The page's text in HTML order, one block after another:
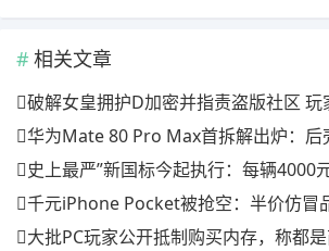
相关文章
破解女皇拥护D加密并指责盗版社区 玩
华为Mate 80 Pro Max首拆解出炉：后壳整块铝合金
史上最严”新国标今起执行：每辆4000元上下！旧国标电动自行车停售停
千元iPhone Pocket被抢空：半价仿冒
大批PC玩家公开抵制购买内存，称都是商家减产